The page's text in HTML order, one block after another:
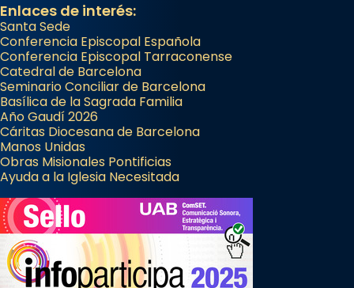
Enlaces de interés:
Santa Sede
Conferencia Episcopal Española
Conferencia Episcopal Tarraconense
Catedral de Barcelona
Seminario Conciliar de Barcelona
Basílica de la Sagrada Familia
Año Gaudí 2026
Cáritas Diocesana de Barcelona
Manos Unidas
Obras Misionales Pontificias
Ayuda a la Iglesia Necesitada